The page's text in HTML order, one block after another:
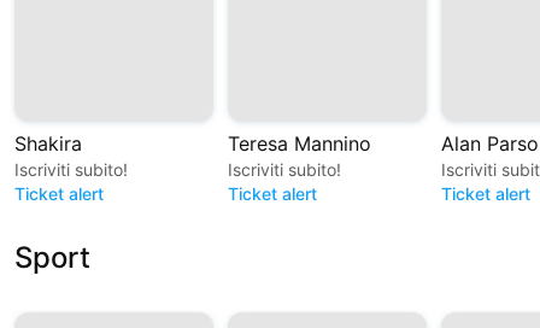
Shakira
Iscriviti subito!
Ticket alert
Teresa Mannino
Iscriviti subito!
Ticket alert
Alan
Iscriviti
Ticket alert
Sport